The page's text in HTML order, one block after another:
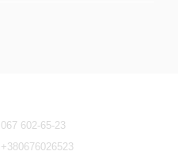
067 602-65-23
+380676026523